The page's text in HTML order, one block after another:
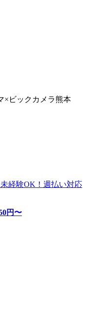
×ビックカメラ熊本
経験OK！週払い対応
円〜